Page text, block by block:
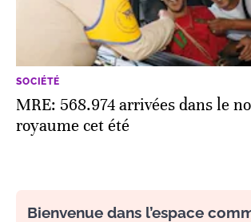
SOCIÉTÉ
MRE: 568.974 arrivées dans le
royaume cet été
Bienvenue dans l’espace